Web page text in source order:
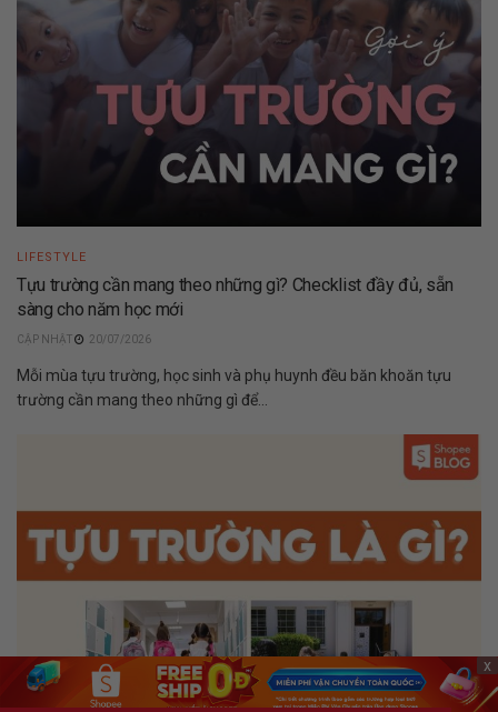
LIFESTYLE
Tựu trường cần mang theo những gì? Checklist đầy đủ, sẵn
sàng cho năm học mới
20/07/2026
Mỗi mùa tựu trường, học sinh và phụ huynh đều băn khoăn tựu
trường cần mang theo những gì để...
x